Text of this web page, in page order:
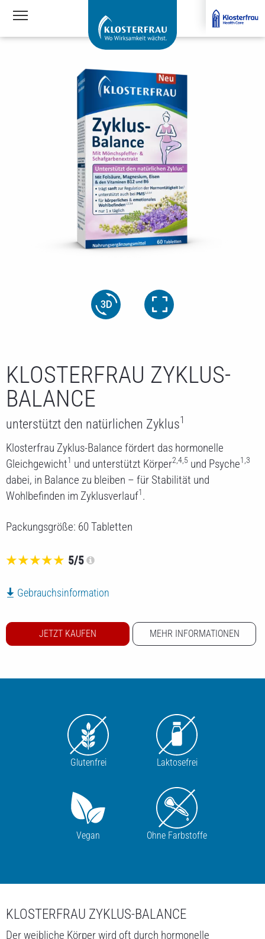
Navigationssichtbarkeit umschalten
KLOSTERFRAU ZYKLUS-
BALANCE
unterstützt den natürlichen Zyklus1
Klosterfrau Zyklus-Balance fördert das hormonelle
Gleichgewicht1 und unterstützt Körper2,4,5 und Psyche1,3
dabei, in Balance zu bleiben – für Stabilität und
Wohlbefinden im Zyklusverlauf1.
Packungsgröße: 60 Tabletten
5/5
Gebrauchsinformation
JETZT KAUFEN MEHR INFORMATIONEN
KLOSTERFRAU ZYKLUS-BALANCE
SUCHEN
ONLINE-VERSANDHÄNDLER
* Sie verlassen jetzt unsere Website. Bitte beachten Sie, dass dieser Link eine Website öffnet, für deren Inhalt
Glutenfrei Laktosefrei
Vegan Ohne Farbstoffe
KLOSTERFRAU ZYKLUS-BALANCE
Der weibliche Körper wird oft durch hormonelle